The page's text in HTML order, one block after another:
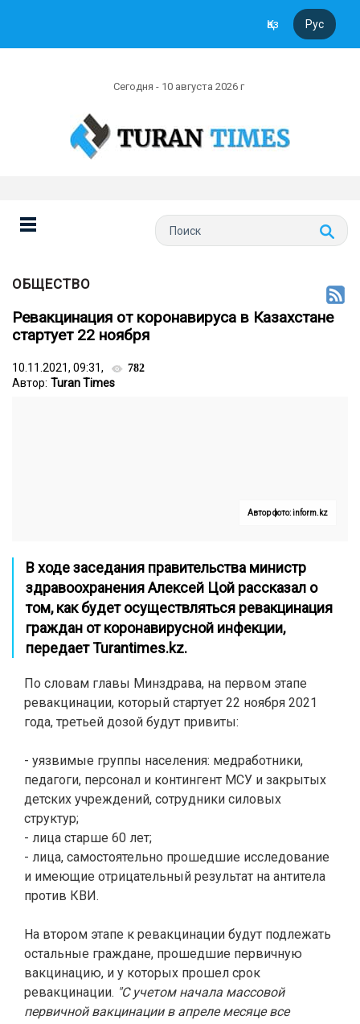
Қаз Рус
Сегодня - 10 августа 2026 г
ОБЩЕСТВО
Ревакцинация от коронавируса в Казахстане
стартует 22 ноября
10.11.2021, 09:31, 782
Автор: Turan Times
Автор фото: inform.kz
В ходе заседания правительства министр
здравоохранения Алексей Цой рассказал о
том, как будет осуществляться ревакцинация
граждан от коронавирусной инфекции,
передаетTurantimes.kz.
По словам главы Минздрава, на первом этапе
ревакцинации, который стартует 22 ноября 2021
года, третьей дозой будут привиты:
- уязвимые группы населения: медработники,
педагоги, персонал и контингент МСУ и закрытых
детских учреждений, сотрудники силовых
структур;
- лица старше 60 лет;
- лица, самостоятельно прошедшие исследование
и имеющие отрицательный результат на антитела
против КВИ.
На втором этапе к ревакцинации будут подлежать
остальные граждане, прошедшие первичную
вакцинацию, и у которых прошел срок
ревакцинации. "С учетом начала массовой
первичной вакцинации в апреле месяце все